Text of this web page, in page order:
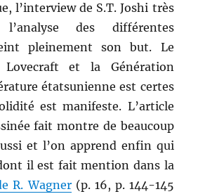
l’interview de S.T. Joshi très
des différentes
pleinement son but. Le
Lovecraft et la Génération
étatsunienne est certes
est manifeste. L’article
fait montre de beaucoup
et l’on apprend enfin qui
il est fait mention dans la
R. Wagner(p. 16, p. 144-145